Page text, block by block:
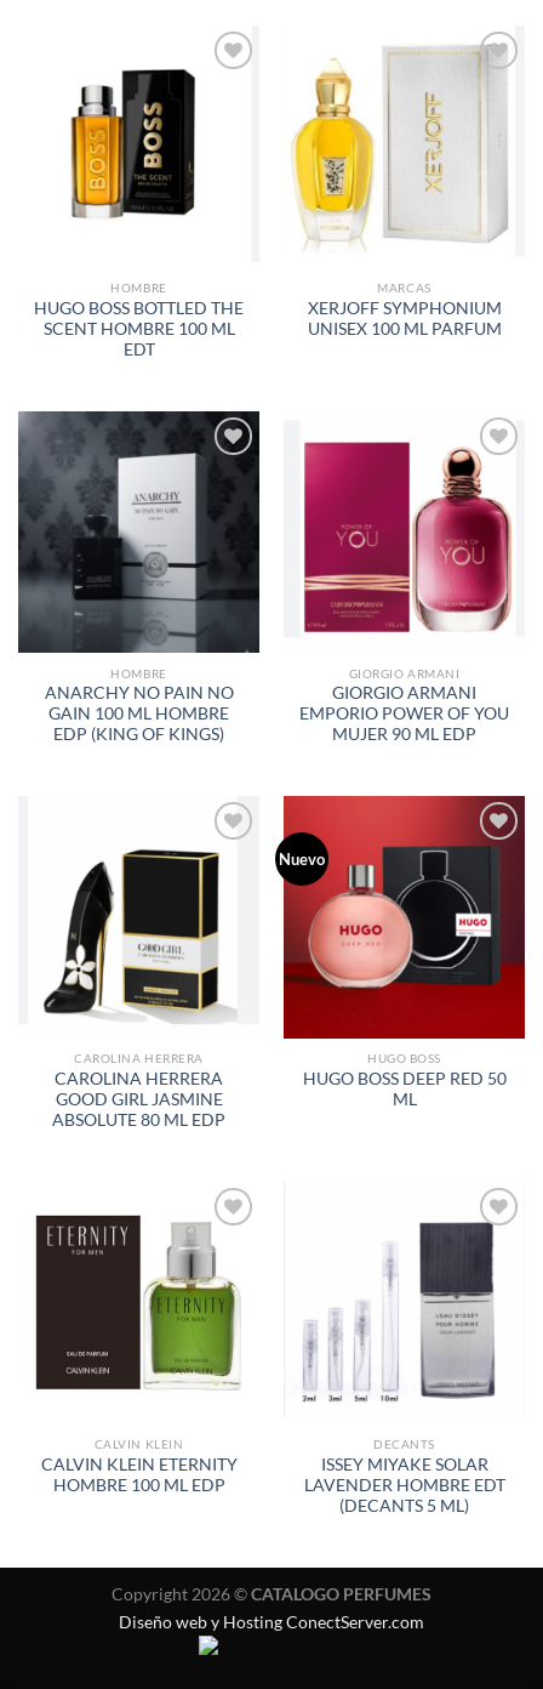
DESEOS
HOMBRE
HUGO BOSS BOTTLED THE
SCENT HOMBRE 100 ML
EDT
MARCAS
XERJOFF SYMPHONIUM
UNISEX 100 ML PARFUM
LISTA
HOMBRE
ANARCHY NO PAIN NO
GAIN 100 ML HOMBRE
EDP (KING OF KINGS)
AÑADIR
A LA
LISTA
DE
DESEOS
GIORGIO ARMANI
GIORGIO ARMANI
EMPORIO POWER OF YOU
MUJER 90 ML EDP
AÑADIR
DESEOS
CAROLINA HERRERA
CAROLINA HERRERA
GOOD GIRL JASMINE
ABSOLUTE 80 ML EDP
Nuevo
A LA
LISTA
DE
DESEOS
HUGO BOSS
HUGO BOSS DEEP RED 50
ML
AÑADIR
LISTA
DE
CALVIN KLEIN
CALVIN KLEIN ETERNITY
HOMBRE 100 ML EDP
AÑADIR
DE
DESEOS
DECANTS
ISSEY MIYAKE SOLAR
LAVENDER HOMBRE EDT
(DECANTS 5 ML)
Copyright 2026 ©CATALOGO PERFUMES
Diseño web y Hosting ConectServer.com